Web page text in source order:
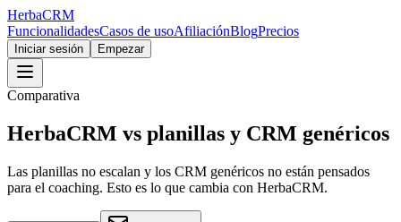
HerbaCRM
FuncionalidadesCasos de usoAfiliaciónBlogPrecios
Iniciar sesión Empezar
Comparativa
HerbaCRM vs planillas y CRM genéricos
Las planillas no escalan y los CRM genéricos no están pensados
para el coaching. Esto es lo que cambia con HerbaCRM.